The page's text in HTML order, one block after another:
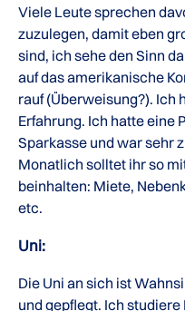
Viele Leute sprechen
zuzulegen, damit eben
sind, ich sehe den Sinn
auf das amerikanische
rauf (Überweisung?). Ich
Erfahrung. Ich hatte eine
Sparkasse und war sehr
Monatlich solltet ihr so
beinhalten: Miete,
etc.
Uni:
Die Uni an sich ist
und gepflegt. Ich